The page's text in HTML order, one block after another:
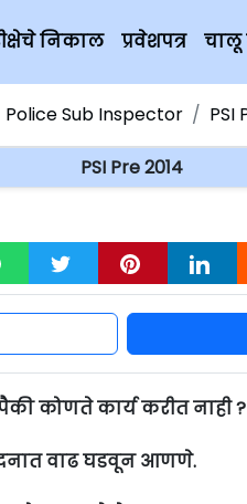
निकाल प्रवेशपत्र चालू
Police Sub Inspector PSI
PSI Pre 2014
कोणते कार्य करीत नाही ?
वाढ घडवून आणणे.